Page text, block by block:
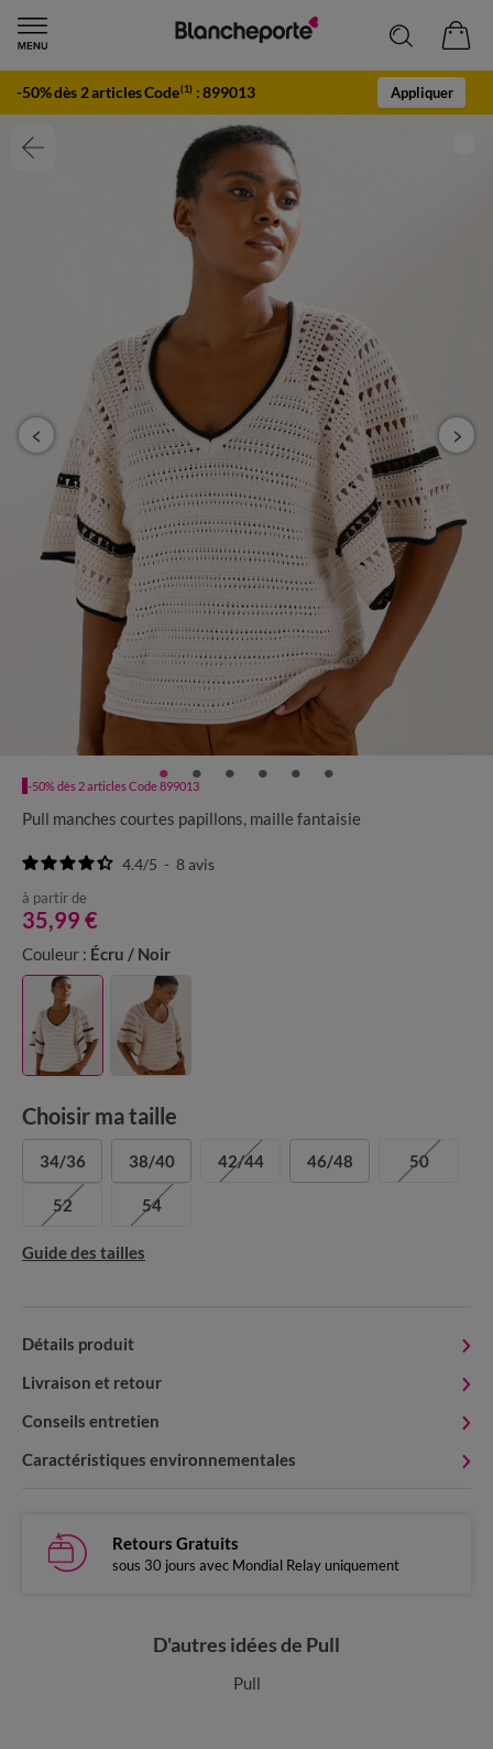
-50% dès 2 articles Code(1) :899013 Appliquer
-50% dès 2 articles Code 899013
Pull manches courtes papillons, maille fantaisie
4.4/5 - 8avis
à partir de
35,99 €
Couleur : Écru / Noir
Choisir ma taille
34/36 38/40 42/44 46/48 50
52 54
Guide des tailles
Détails produit
Livraison et retour
Conseils entretien
Caractéristiques environnementales
Retours Gratuits
sous 30 jours avec Mondial Relay uniquement
D'autres idées de Pull
Pull